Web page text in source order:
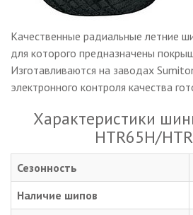
Качественные радиальные летние
для которого предназначены
Изготавливаются на заводах
электронного контроля качества
Характеристики
HTR65H/
Сезонность
Наличие шипов